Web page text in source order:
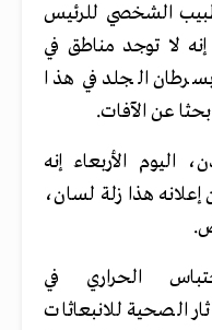
الشخصي للرئيس
إنه لا توجد مناطق في
الجلد في هذا
عن الآفات.
اليوم الأربعاء إنه
هذا زلة لسان،
الحراري في
الصحية للانبعاثات